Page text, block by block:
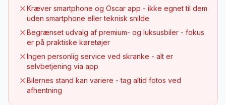
Kræver smartphone og Oscar app - ikke egnet til dem
uden smartphone eller teknisk snilde
Begrænset udvalg af premium- og luksusbiler - fokus
er på praktiske køretøjer
Ingen personlig service ved skranke - alt er
selvbetjening via app
Bilernes stand kan variere - tag altid fotos ved
afhentning